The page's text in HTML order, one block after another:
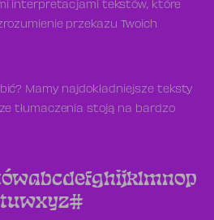
interpretacjami tekstów, które
przekazu Twoich
Mamy najdokładniejsze teksty
tłumaczenia stoją na bardzo
abcdefghijklmnop
tuwxyz#